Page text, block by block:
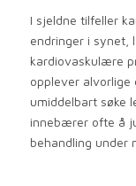
I sjeldne tilfeller
endringer i synet,
kardiovaskulære
opplever alvorlige
umiddelbart søke
innebærer ofte å
behandling under